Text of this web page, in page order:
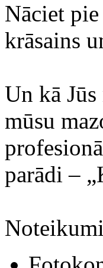
Nāciet
krāsains
Un kā
mūsu
parādi –